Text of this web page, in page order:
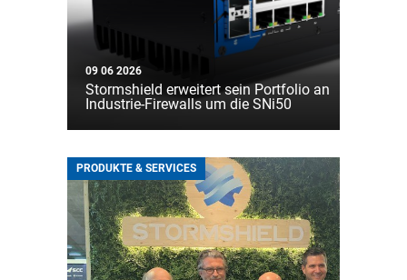
09 06 2026
Stormshield erweitert sein Portfolio an
Industrie-Firewalls um die SNi50
PRODUKTE & SERVICES